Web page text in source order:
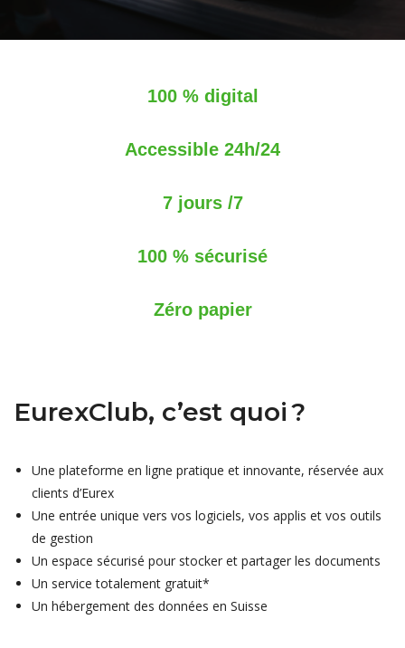
100 % digital
Accessible 24h/24
7 jours /7
100 % sécurisé
Zéro papier
EurexClub, c’est quoi ?
Une plateforme en ligne pratique et innovante, réservée aux
clients d’Eurex
Une entrée unique vers vos logiciels, vos applis et vos outils
de gestion
Un espace sécurisé pour stocker et partager les documents
Un service totalement gratuit*
Un hébergement des données en Suisse